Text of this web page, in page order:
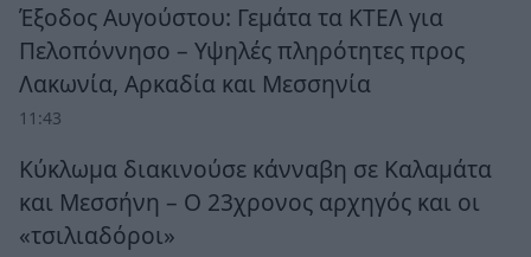
Έξοδος Αυγούστου: Γεμάτα τα ΚΤΕΛ για
Πελοπόννησο – Υψηλές πληρότητες προς
Λακωνία, Αρκαδία και Μεσσηνία
11:43
Κύκλωμα διακινούσε κάνναβη σε Καλαμάτα
και Μεσσήνη – Ο 23χρονος αρχηγός και οι
«τσιλιαδόροι»